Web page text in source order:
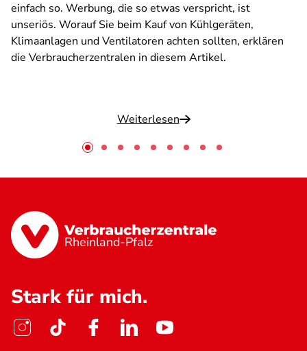
einfach so. Werbung, die so etwas verspricht, ist
unseriös. Worauf Sie beim Kauf von Kühlgeräten,
Klimaanlagen und Ventilatoren achten sollten, erklären
die Verbraucherzentralen in diesem Artikel.
Weiterlesen
Rheinland-Pfalz
Stark für mich.